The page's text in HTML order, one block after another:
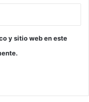
y sitio web en este